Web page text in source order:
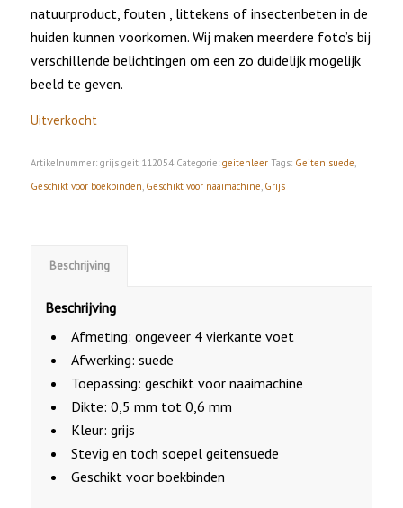
natuurproduct, fouten , littekens of insectenbeten in de
huiden kunnen voorkomen. Wij maken meerdere foto’s bij
verschillende belichtingen om een zo duidelijk mogelijk
beeld te geven.
Uitverkocht
Artikelnummer: grijs geit 112054 Categorie: geitenleer Tags: Geiten suede
Geschikt voor boekbinden, Geschikt voor naaimachine, Grijs
Beschrijving
Beschrijving
Afmeting: ongeveer 4 vierkante voet
Afwerking: suede
Toepassing: geschikt voor naaimachine
Dikte: 0,5 mm tot 0,6 mm
Kleur: grijs
Stevig en toch soepel geitensuede
Geschikt voor boekbinden